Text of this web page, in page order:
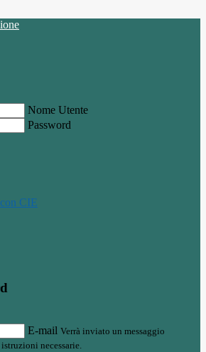
Nome Utente
Password
CIE
E-mail Verrà inviato un messaggio
necessarie.